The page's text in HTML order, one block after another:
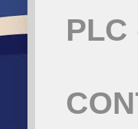
PLC